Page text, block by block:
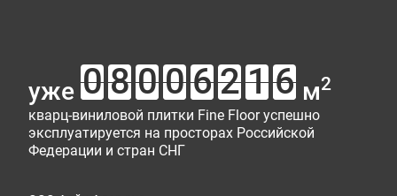
уже м2
кварц-виниловой плитки Fine Floor успешно
эксплуатируется на просторах Российской
Федерации и стран СНГ